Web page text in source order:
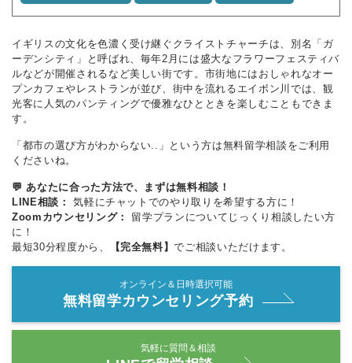
イギリスの文化を色濃く受け継ぐクライストチャーチは、別名「ガ
ーデンシティ」と呼ばれ、毎年2月には盛大なフラワーフェスティバ
ルなどが開催されるなど美しい街です。市街地にはおしゃれなオー
プンカフェやレストランが並び、街中を流れるエイボン川では、観
光客に人気のパンティングで優雅なひとときを楽しむこともできま
す。
「都市の選び方がわからない..」という方は無料留学相談をご利用
くださいね。
💬 あなたに合った方法で、まずは無料相談！
LINE相談：
気軽にチャットでのやり取りを希望する方に！
Zoomカウンセリング：
留学プランについてじっくり相談したい方
に！
最短30分程度から、
【完全無料】でご相談いただけます。
オンライン＆日時選択可能
無料留学カウンセリング予約
気軽に質問＆相談